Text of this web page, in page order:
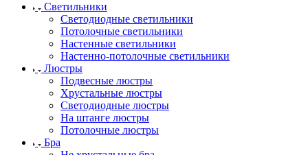
Светильники
Светодиодные светильники
Потолочные светильники
Настенные светильники
Настенно-потолочные светильники
Люстры
Подвесные люстры
Хрустальные люстры
Светодиодные люстры
На штанге люстры
Потолочные люстры
Бра